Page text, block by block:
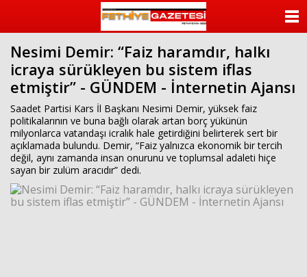
beylikdüzü
escort
bayan
beylikdüzü
escort
bayan
escort
beylikdüzü
beylikdüzü
escort
Nesimi Demir: “Faiz haramdır, halkı
icraya sürükleyen bu sistem iflas
etmiştir” - GÜNDEM - İnternetin Ajansı
Saadet Partisi Kars İl Başkanı Nesimi Demir, yüksek faiz
politikalarının ve buna bağlı olarak artan borç yükünün
milyonlarca vatandaşı icralık hale getirdiğini belirterek sert bir
açıklamada bulundu. Demir, “Faiz yalnızca ekonomik bir tercih
değil, aynı zamanda insan onurunu ve toplumsal adaleti hiçe
sayan bir zulüm aracıdır” dedi.
KATEGORİLER
YAZARLAR
ANKETLER
FOTO GALERİ